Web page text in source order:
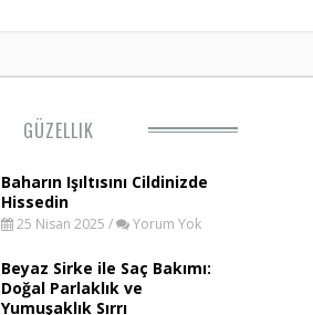
GÜZELLIK
Baharın Işıltısını Cildinizde
Hissedin
25 Nisan 2025 / Yorum Yok
Beyaz Sirke ile Saç Bakımı:
Doğal Parlaklık ve
Yumuşaklık Sırrı